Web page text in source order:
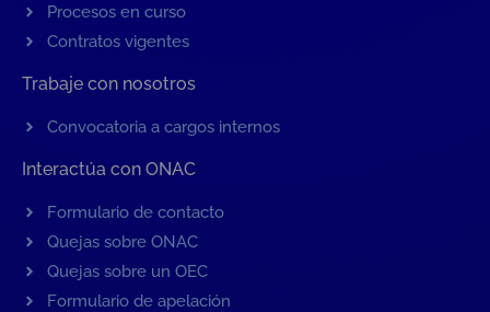
Procesos en curso
Contratos vigentes
Trabaje con nosotros
Convocatoria a cargos internos
Interactúa con ONAC
Formulario de contacto
Quejas sobre ONAC
Quejas sobre un OEC
Formulario de apelación